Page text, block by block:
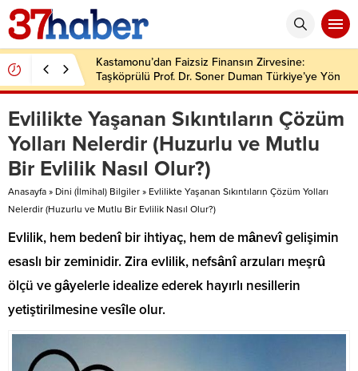
Kastamonu’dan Faizsiz Finansın Zirvesine:
Taşköprülü Prof. Dr. Soner Duman Türkiye’ye Yön
Veriyor
Evlilikte Yaşanan Sıkıntıların Çözüm
Yolları Nelerdir (Huzurlu ve Mutlu
Bir Evlilik Nasıl Olur?)
Anasayfa » Dini (İlmihal) Bilgiler » Evlilikte Yaşanan Sıkıntıların Çözüm Yolları
Nelerdir (Huzurlu ve Mutlu Bir Evlilik Nasıl Olur?)
Evlilik, hem bedenî bir ihtiyaç, hem de mânevî gelişimin
esaslı bir zeminidir. Zira evlilik, nefsânî arzuları meşrû
ölçü ve gâyelerle idealize ederek hayırlı nesillerin
yetiştirilmesine vesîle olur.